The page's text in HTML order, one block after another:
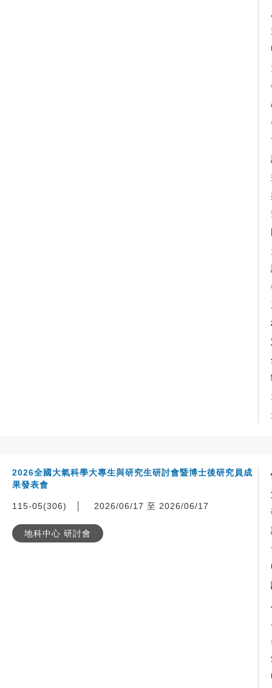
2026全國大氣科學大專生與研究生研討會暨博士後研究員成
果發表會
115-05(306) 2026/06/17 至 2026/06/17
地科中心 研討會